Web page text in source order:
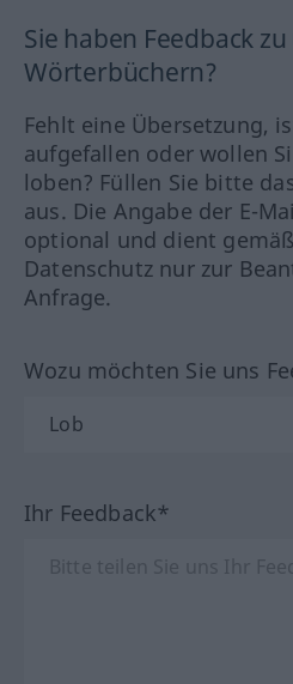
Sie haben Feedback
Wörterbüchern?
Fehlt eine Übersetzung,
aufgefallen oder wollen
loben? Füllen Sie bitte
aus. Die Angabe der E-
optional und dient
Datenschutz nur zur
Anfrage.
Wozu möchten Sie uns
Ihr Feedback*